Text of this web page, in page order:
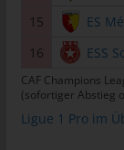
15
ES
16
ESS
CAF Champions
(sofortiger Abstieg
Ligue 1 Pro im
Cookies
Die
Textdateien,
Computersystem